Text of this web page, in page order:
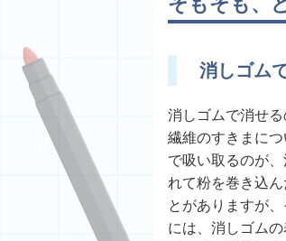
消しゴム
消しゴムで消せ
繊維のすきまに
で吸い取るのが
れて粉を巻き込
とがありますが
には、消しゴム